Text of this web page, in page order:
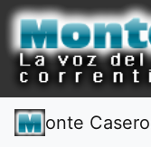
onte